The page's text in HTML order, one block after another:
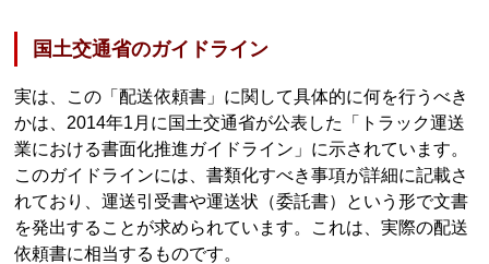
国土交通省のガイドライン
実は、この「配送依頼書」に関して具体的に何を行うべき
かは、2014年1月に国土交通省が公表した「トラック運送
業における書面化推進ガイドライン」に示されています。
このガイドラインには、書類化すべき事項が詳細に記載さ
れており、運送引受書や運送状（委託書）という形で文書
を発出することが求められています。これは、実際の配送
依頼書に相当するものです。